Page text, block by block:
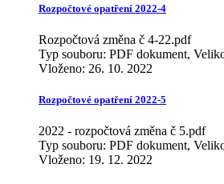
Rozpočtové opatření 2022-4
Rozpočtová změna č 4-22.pdf
Typ souboru: PDF dokument,
Vloženo: 26. 10. 2022
Rozpočtové opatření 2022-5
2022 - rozpočtová změna č 5.pdf
Typ souboru: PDF dokument,
Vloženo: 19. 12. 2022